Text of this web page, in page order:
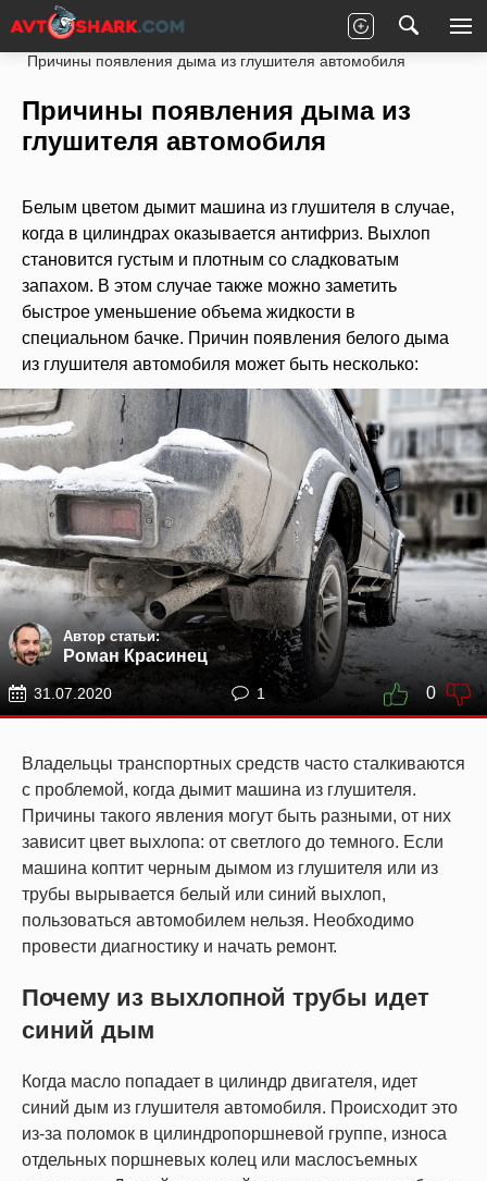
Главная Статьи
Под капотом
Причины появления дыма из глушителя автомобиля
Причины появления дыма из
глушителя автомобиля
Белым цветом дымит машина из глушителя в случае,
когда в цилиндрах оказывается антифриз. Выхлоп
становится густым и плотным со сладковатым
запахом. В этом случае также можно заметить
быстрое уменьшение объема жидкости в
специальном бачке. Причин появления белого дыма
из глушителя автомобиля может быть несколько:
Автор статьи:
Роман Красинец
31.07.2020 1 0
Владельцы транспортных средств часто сталкиваются
с проблемой, когда дымит машина из глушителя.
Причины такого явления могут быть разными, от них
зависит цвет выхлопа: от светлого до темного. Если
машина коптит черным дымом из глушителя или из
трубы вырывается белый или синий выхлоп,
пользоваться автомобилем нельзя. Необходимо
провести диагностику и начать ремонт.
Почему из выхлопной трубы идет
синий дым
Когда масло попадает в цилиндр двигателя, идет
синий дым из глушителя автомобиля. Происходит это
из-за поломок в цилиндропоршневой группе, износа
отдельных поршневых колец или маслосъемных